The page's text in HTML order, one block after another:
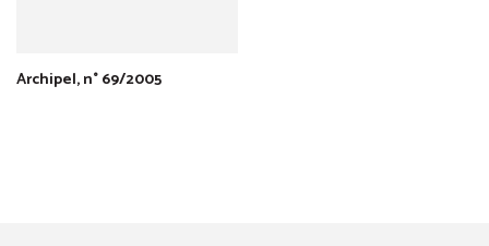
Archipel, n° 69/2005